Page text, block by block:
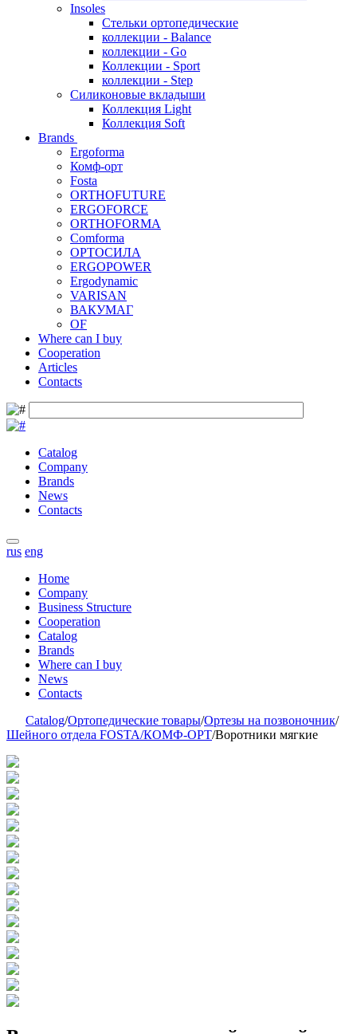
Insoles
Стельки ортопедические
коллекции - Balance
коллекции - Go
Коллекции - Sport
коллекции - Step
Силиконовые вкладыши
Коллекция Light
Коллекция Soft
Brands
Ergoforma
Комф-орт
Fosta
ORTHOFUTURE
ERGOFORCE
ORTHOFORMA
Comforma
ОРТОСИЛА
ERGOPOWER
Ergodynamic
VARISAN
ВАКУМАГ
OF
Where can I buy
Cooperation
Articles
Contacts
Catalog
Company
Brands
News
Contacts
rus eng
Home
Company
Business Structure
Cooperation
Catalog
Brands
Where can I buy
News
Contacts
Catalog/Ортопедические товары/Ортезы на позвоночник/
Шейного отдела FOSTA/КОМФ-ОРТ/Воротники мягкие